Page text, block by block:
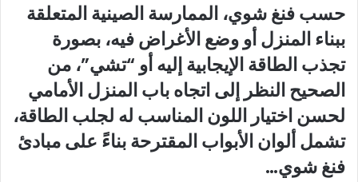
حسب فنغ شوي، الممارسة الصينية المتعلقة
ببناء المنزل أو وضع الأغراض فيه، بصورة
تجذب الطاقة الإيجابية إليه أو “تشي”، من
الصحيح النظر إلى اتجاه باب المنزل الأمامي
لحسن اختيار اللون المناسب له لجلب الطاقة،
تشمل ألوان الأبواب المقترحة بناءً على مبادئ
فنغ شوي…